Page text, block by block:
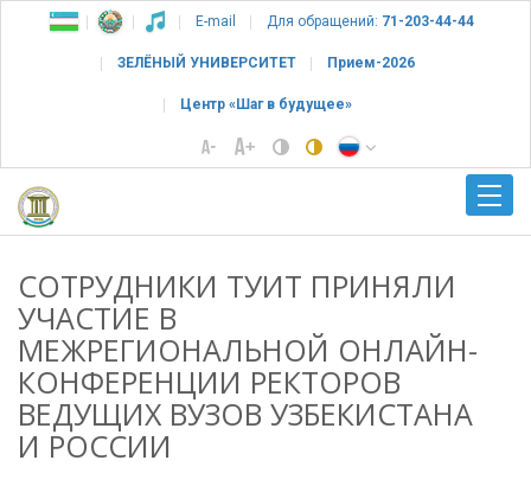
E-mail Для обращений: 71-203-44-44
ЗЕЛЁНЫЙ УНИВЕРСИТЕТ Прием-2026
Центр «Шаг в будущее»
СОТРУДНИКИ ТУИТ ПРИНЯЛИ
УЧАСТИЕ В
МЕЖРЕГИОНАЛЬНОЙ ОНЛАЙН-
КОНФЕРЕНЦИИ РЕКТОРОВ
ВЕДУЩИХ ВУЗОВ УЗБЕКИСТАНА
И РОССИИ